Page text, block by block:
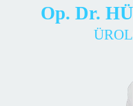
Op. Dr.